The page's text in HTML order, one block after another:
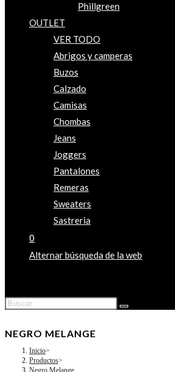
Phillgreen
OUTLET
VER TODO
Abrigos y camperas
Buzos
Calzado
Camisas
Chombas
Jeans
Joggers
Pantalones
Remeras
Sweaters
Sastreria
0
Alternar búsqueda de la web
NEGRO MELANGE
Inicio>
Productos>
Negro Melange